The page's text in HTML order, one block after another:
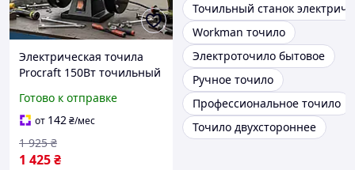
Электрическая точила
Procraft 150Вт точильный
электрическое сетевое,
электроточило с медной
обмоткой
Готово к отправке
от 142₴/мес
1 425₴
1 925 ₴
Точильный станок
Workman точило
Электроточило бытовое
Ручное точило
Профессиональное точило
Точило двухстороннее